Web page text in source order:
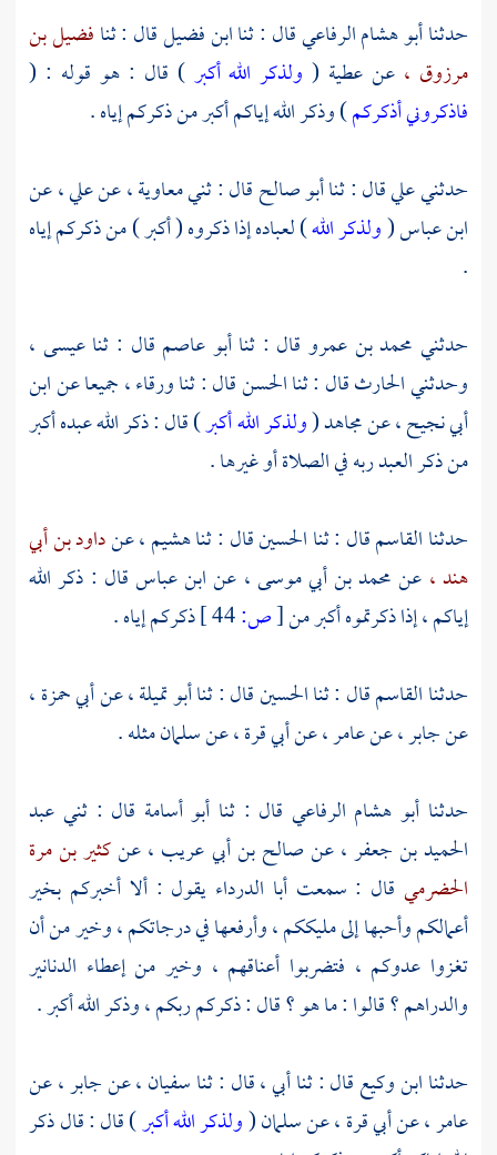
حدثناأبو هشام الرفاعيقال : ثناابن فضيلقال : ثنافضيل بن
مرزوق ،عن عطية ( ولذكر الله أكبر) قال : هو قوله : (
فاذكروني أذكركم) وذكر الله إياكم أكبر من ذكركم إياه .
حدثنيعليقال : ثناأبو صالحقال : ثني معاوية ، عنعلي ،عن
ابن عباس(ولذكر الله) لعباده إذا ذكروه ( أكبر ) من ذكركم إياه
.
حدثني محمد بن عمرو قال : ثناأبو عاصم قال : ثناعيسى ،
وحدثنيالحارثقال : ثناالحسنقال : ثناورقاء ،جميعا عنابن
أبي نجيح ،عنمجاهد(ولذكر الله أكبر) قال : ذكر الله عبده أكبر
من ذكر العبد ربه في الصلاة أو غيرها .
حدثناالقاسمقال : ثناالحسينقال : ثناهشيم ،عنداود بن أبي
هند ، عنمحمد بن أبي موسى ، عنابن عباسقال : ذكر الله
إياكم ، إذا ذكرتموه أكبر من[ص:
ذكركم إياه .
حدثناالقاسمقال : ثناالحسينقال : ثناأبو تميلة ،عنأبي حمزة ،
عنجابر ،عنعامر ،عنأبي قرة ،عنسلمانمثله .
حدثنا أبو هشام الرفاعي قال : ثنا أبو أسامة قال : ثني عبد
الحميد بن جعفر ،عنصالح بن أبي عريب ،عنكثير بن مرة
الحضرمي قال : سمعتأبا الدرداء يقول : ألا أخبركم بخير
أعمالكم وأحبها إلى مليككم ، وأرفعها في درجاتكم ، وخير من أن
تغزوا عدوكم ، فتضربوا أعناقهم ، وخير من إعطاء الدنانير
والدراهم ؟ قالوا : ما هو ؟ قال : ذكركم ربكم ، وذكر الله أكبر .
حدثناابن وكيعقال : ثنا أبي ، قال : ثناسفيان ،عنجابر ،عن
عامر ،عنأبي قرة ،عنسلمان(ولذكر الله أكبر) قال : قال ذكر